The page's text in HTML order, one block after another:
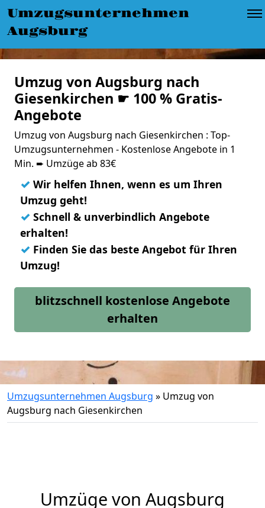
Umzugsunternehmen
Augsburg
Umzug von Augsburg nach
Giesenkirchen ☛ 100 % Gratis-
Angebote
Umzug von Augsburg nach Giesenkirchen : Top-
Umzugsunternehmen - Kostenlose Angebote in 1
Min. ➨ Umzüge ab 83€
✓ Wir helfen Ihnen, wenn es um Ihren
Umzug geht!
✓ Schnell & unverbindlich Angebote
erhalten!
✓ Finden Sie das beste Angebot für Ihren
Umzug!
blitzschnell kostenlose Angebote
erhalten
Umzugsunternehmen Augsburg » Umzug von
Augsburg nach Giesenkirchen
Umzüge von Augsburg